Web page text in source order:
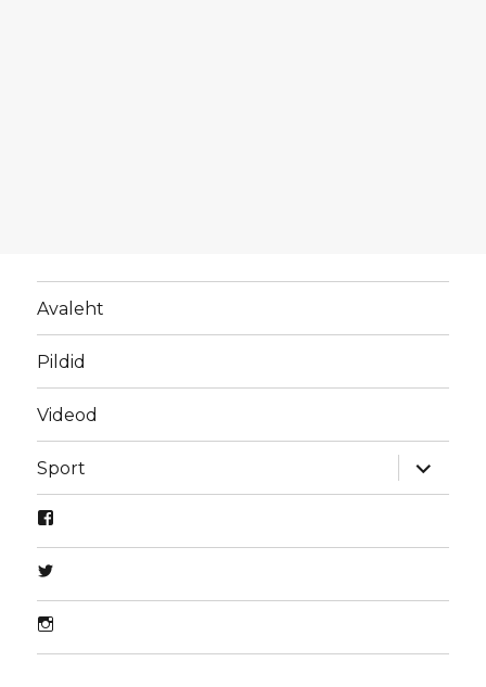
Avaleht
Pildid
Videod
Sport
laienda